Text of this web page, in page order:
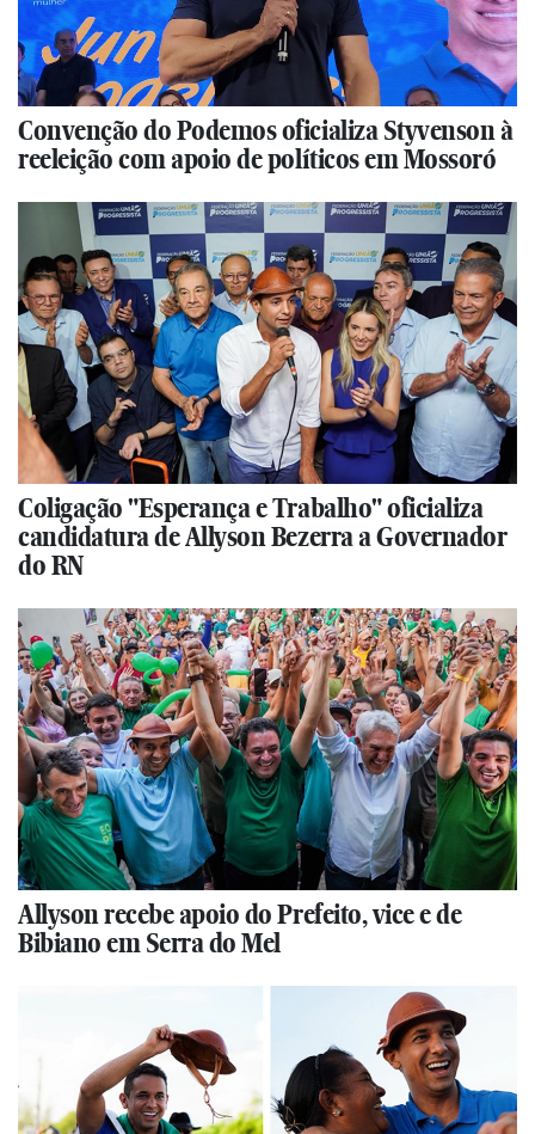
Convenção do Podemos oficializa Styvenson à
reeleição com apoio de políticos em Mossoró
Coligação "Esperança e Trabalho" oficializa
candidatura de Allyson Bezerra a Governador
do RN
Allyson recebe apoio do Prefeito, vice e de
Bibiano em Serra do Mel